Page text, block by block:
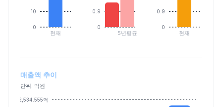
현재
0
10
5년평균
0
0.9
현재
0
0.9
매출액 추이
단위: 억원
2,534.555억